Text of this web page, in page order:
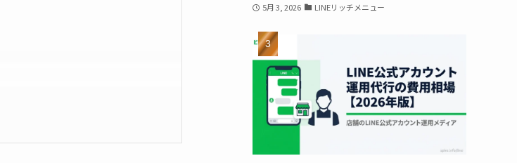
5月 3, 2026 LINEリッチメニュー